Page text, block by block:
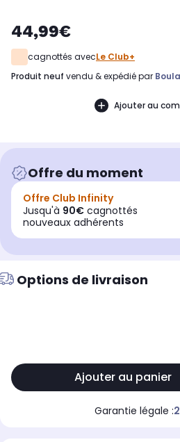
44,99€
cagnottés avecLe Club+
produit neuf vendu & expédié par
Ajouter au
Offre du moment
Offre Club Infinity
Jusqu'à 90€ cagnottés
nouveaux adhérents
Options de livraison
Ajouter au panier
Garantie légale :